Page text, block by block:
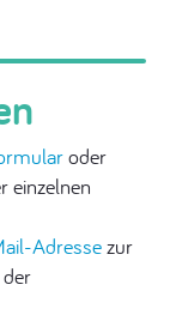
oder
einzelnen
Adressezur